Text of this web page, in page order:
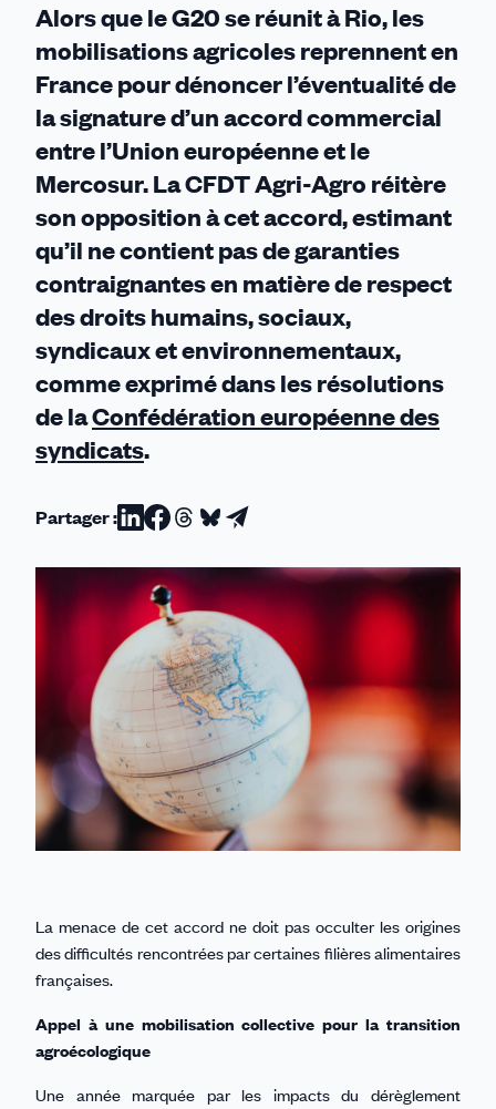
durable
Alors que le G20 se réunit à Rio, les
mobilisations agricoles reprennent en
France pour dénoncer l’éventualité de
la signature d’un accord commercial
entre l’Union européenne et le
Mercosur. La CFDT Agri-Agro réitère
son opposition à cet accord, estimant
qu’il ne contient pas de garanties
contraignantes en matière de respect
des droits humains, sociaux,
syndicaux et environnementaux,
comme exprimé dans les résolutions
de laConfédération européenne des
syndicats.
Partager :Partager
sur
Linkedin
Partager
sur
Facebook
Partager
sur
Threads
Partager
sur
Bluesky
Partager
par
email
La menace de cet accord ne doit pas occulter les origines
des difficultés rencontrées par certaines filières alimentaires
françaises.
Appel à une mobilisation collective pour la transition
agroécologique
Une année marquée par les impacts du dérèglement